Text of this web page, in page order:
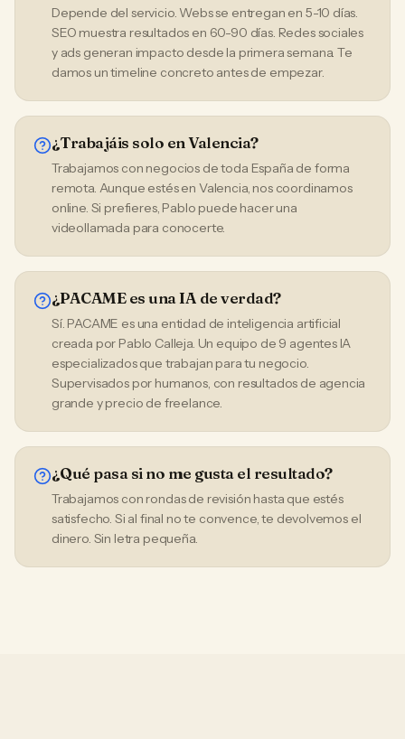
Depende del servicio. Webs se entregan en 5-10 días.
SEO muestra resultados en 60-90 días. Redes sociales
y ads generan impacto desde la primera semana. Te
damos un timeline concreto antes de empezar.
¿Trabajáis solo en Valencia?
Trabajamos con negocios de toda España de forma
remota. Aunque estés en Valencia, nos coordinamos
online. Si prefieres, Pablo puede hacer una
videollamada para conocerte.
¿PACAME es una IA de verdad?
Sí. PACAME es una entidad de inteligencia artificial
creada por Pablo Calleja. Un equipo de 9 agentes IA
especializados que trabajan para tu negocio.
Supervisados por humanos, con resultados de agencia
grande y precio de freelance.
¿Qué pasa si no me gusta el resultado?
Trabajamos con rondas de revisión hasta que estés
satisfecho. Si al final no te convence, te devolvemos el
dinero. Sin letra pequeña.